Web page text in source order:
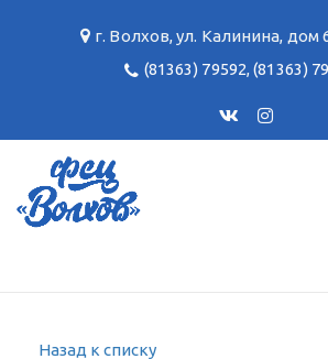
г. Волхов,ул. Калинина, дом
(81363) 79592,(81363)
Назад к списку